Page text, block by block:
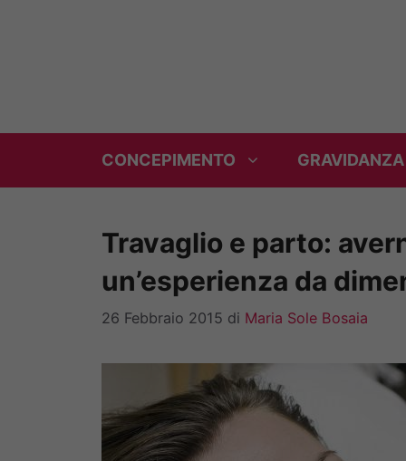
CONCEPIMENTO GRAVIDANZA
Travaglio e parto:
un’esperienza da
26 Febbraio 2015 di Maria Sole Bosaia